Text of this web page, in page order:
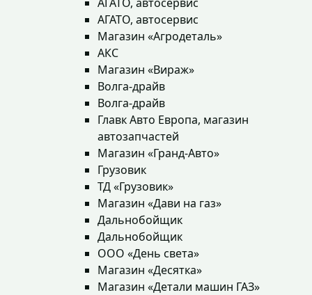
АГАТО, автосервис
Магазин «Агродеталь»
АКС
Магазин «Вираж»
Волга-драйв
Волга-драйв
Главк Авто Европа, магазин
автозапчастей
Магазин «Гранд-Авто»
Грузовик
ТД «Грузовик»
Магазин «Дави на газ»
Дальнобойщик
Дальнобойщик
ООО «День света»
Магазин «Десятка»
Магазин «Детали машин ГАЗ»